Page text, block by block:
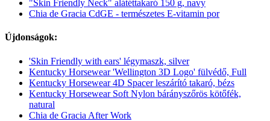
"Skin Friendly Neck" alátéttakaró 150 g, navy
Chia de Gracia CdGE - természetes E-vitamin por
Újdonságok:
'Skin Friendly with ears' légymaszk, silver
Kentucky Horsewear 'Wellington 3D Logo' fülvédő, Full
Kentucky Horsewear 4D Spacer leszárító takaró, bézs
Kentucky Horsewear Soft Nylon bárányszőrös kötőfék,
natural
Chia de Gracia After Work